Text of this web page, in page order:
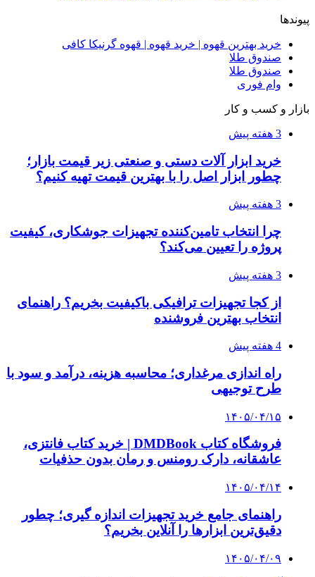
پیوندها
خرید بهترین قهوه | خرید قهوه | قهوه گرنیکا کافی
صندوق طلا
صندوق طلا
وام فوری
بازار و کسب و کار
3 هفته پیش
خرید ابزار آلات دستی و صنعتی زیر قیمت بازار؛
چطور ابزار اصل را با بهترین قیمت تهیه کنیم؟
3 هفته پیش
چرا انتخاب تامین‌کننده تجهیزات جوشکاری، کیفیت
پروژه را تعیین می‌کند؟
3 هفته پیش
از کجا تجهیزات ترافیکی باکیفیت بخریم؟ راهنمای
انتخاب بهترین فروشنده
4 هفته پیش
راه اندازی مرغداری؛ محاسبه هزینه، درآمد و سود با
طرح توجیهی
۱۴۰۵/۰۴/۱۵
فروشگاه کتاب DMDBook | خرید کتاب فانتزی،
عاشقانه، دارک رومنس و رمان بدون حذفیات
۱۴۰۵/۰۴/۱۴
راهنمای جامع خرید تجهیزات اندازه گیری؛ چطور
دقیق‌ترین ابزارها را آنلاین بخریم؟
۱۴۰۵/۰۴/۰۹